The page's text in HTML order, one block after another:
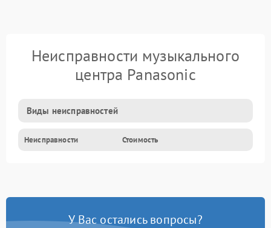
Неисправности музыкального
центра Panasonic
Виды неисправностей
Неисправности Стоимость
У Вас остались вопросы?